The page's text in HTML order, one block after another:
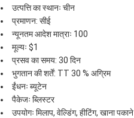
उत्पत्ति का स्थानः चीन
प्रमाणन: सीई
न्यूनतम आदेश मात्राः 100
मूल्यः $1
प्रसव का समय: 30 दिन
भुगतान की शर्तें: TT 30 % अग्रिम
ईंधनः ब्यूटेन
पैकेजः ब्लिस्टर
उपयोगः मिलाप, वेल्डिंग, हीटिंग, खाना पकाने